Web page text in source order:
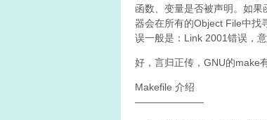
函数、变量是否被声明。如
器会在所有的Object File中找
误一般是：Link 2001错误，
好，言归正传，GNU的make
Makefile 介绍
———————